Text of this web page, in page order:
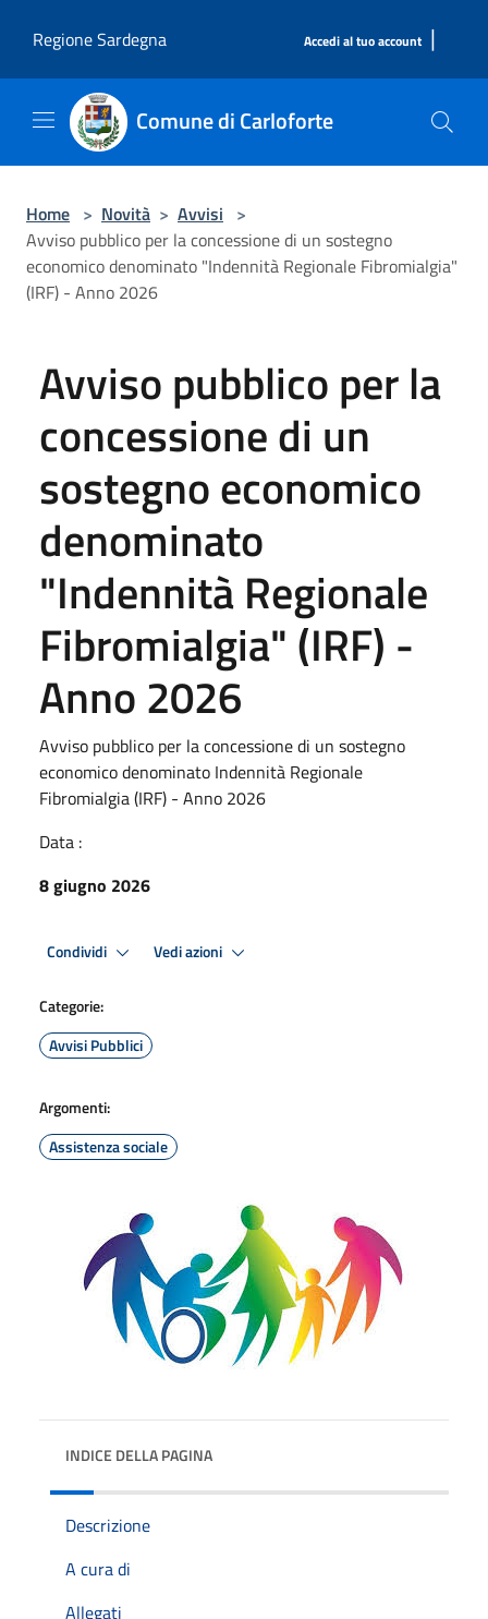
Regione Sardegna
Accedi al tuo account |
Comune di Carloforte
Home > Novità > Avvisi >
Avviso pubblico per la concessione di un sostegno
economico denominato "Indennità Regionale Fibromialgia"
(IRF) - Anno 2026
Avviso pubblico per la
concessione di un
sostegno economico
denominato
"Indennità Regionale
Fibromialgia" (IRF) -
Anno 2026
Avviso pubblico per la concessione di un sostegno
economico denominato Indennità Regionale
Fibromialgia (IRF) - Anno 2026
Data :
8 giugno 2026
Condividi Vedi azioni
Categorie:
Avvisi Pubblici
Argomenti:
Assistenza sociale
INDICE DELLA PAGINA
Descrizione
A cura di
Allegati